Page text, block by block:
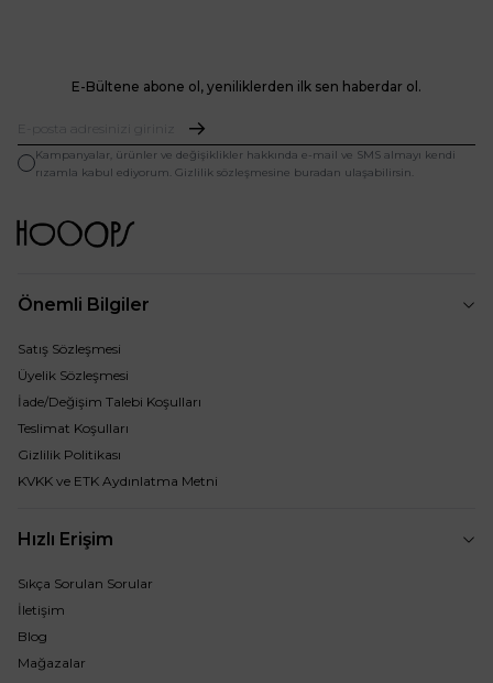
E-Bültene abone ol, yeniliklerden ilk sen haberdar ol.
Kampanyalar, ürünler ve değişiklikler hakkında e-mail ve SMS almayı kendi
rızamla kabul ediyorum. Gizlilik sözleşmesine buradan ulaşabilirsin.
Önemli Bilgiler
Satış Sözleşmesi
Üyelik Sözleşmesi
İade/Değişim Talebi Koşulları
Teslimat Koşulları
Gizlilik Politikası
KVKK ve ETK Aydınlatma Metni
Hızlı Erişim
Sıkça Sorulan Sorular
İletişim
Blog
Mağazalar